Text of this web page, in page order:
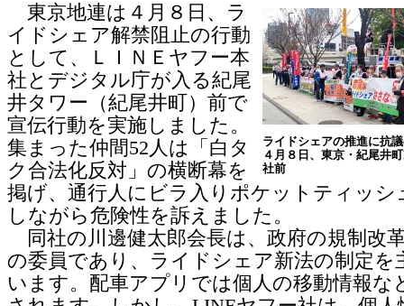
ライドシェアの推進に抗
４月８日、東京・紀尾井
社前
東京地連は４月８日、ラ
イドシェア解禁阻止の行動
として、ＬＩＮＥヤフー本
社とデジタル庁が入る紀尾
井タワー（紀尾井町）前で
宣伝行動を実施しました。
集まった仲間52人は「白タ
ク合法化反対」の横断幕を
掲げ、通行人にビラ入りポケットティッシ
しながら危険性を訴えました。
同社の川邊健太郎会長は、政府の規制改
の委員であり、ライドシェア新法の制定を
います。配車アプリでは個人の移動情報な